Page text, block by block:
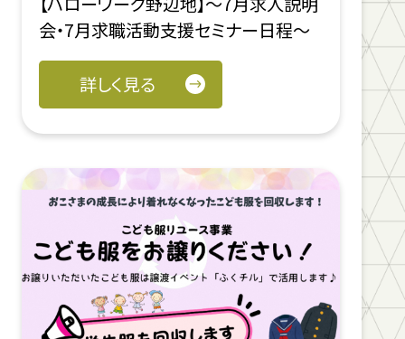
会・7月求職活動支援セミナー日程～
詳しく見る